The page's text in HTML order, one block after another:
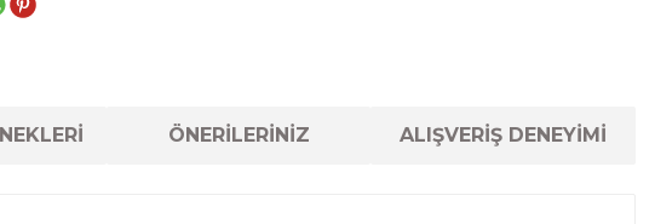
ÖNERİLERİNİZ ALIŞVERİŞ DENEYİMİ